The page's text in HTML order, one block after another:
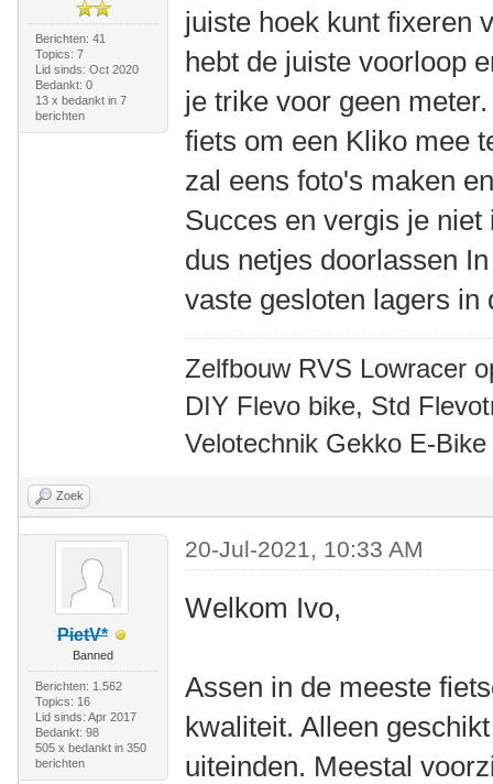
Berichten: 41
Topics: 7
Lid sinds: Oct 2020
Bedankt: 0
13 x bedankt in 7
berichten
juiste hoek kunt fixeren
hebt de juiste voorloop
je trike voor geen
fiets om een Kliko mee
zal eens foto's maken
Succes en vergis je
dus netjes doorlassen
vaste gesloten lagers in
Zelfbouw RVS Lowracer
DIY Flevo bike, Std
Velotechnik Gekko E-Bike
Zoek
PietV*
Banned
Berichten: 1.562
Topics: 16
Lid sinds: Apr 2017
Bedankt: 98
505 x bedankt in 350
berichten
20-Jul-2021, 10:33 AM
Welkom Ivo,
Assen in de meeste
kwaliteit. Alleen
uiteinden. Meestal